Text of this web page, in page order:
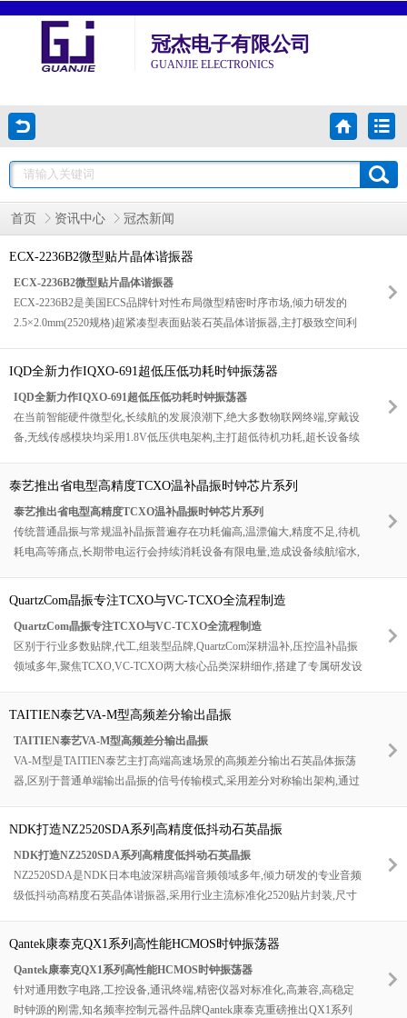
冠杰电子有限公司
GUANJIE ELECTRONICS
首页 资讯中心 冠杰新闻
ECX-2236B2微型贴片晶体谐振器
ECX-2236B2微型贴片晶体谐振器
ECX-2236B2是美国ECS品牌针对性布局微型精密时序市场,倾力研发的
2.5×2.0mm(2520规格)超紧凑型表面贴装石英晶体谐振器,主打极致空间利
薄化,高密度集成的核心设计趋势.相较于传统大尺寸贴片晶振,该型号封装
能设备,无线模组,精密传感终端的空间受限难题,为设备电池扩容,散热结构
优化,功能模块拓展预留充足设计余量.
IQD全新力作IQXO-691超低压低功耗时钟振荡器
IQD全新力作IQXO-691超低压低功耗时钟振荡器
在当前智能硬件微型化,长续航的发展浪潮下,绝大多数物联网终端,穿戴设
备,无线传感模块均采用1.8V低压供电架构,主打超低待机功耗,超长设备续
低压电路会出现供电不匹配,起振不稳,波形畸变,静态功耗过高,待机漏电严
拉高硬件成本,还会引入额外电路噪声,影响时钟信号纯净度.
全球知名频率控制器件品牌IQD紧跟行业技术趋势,正式推出全新一代
IQXO-691超低压SPXO标准时钟振荡器系列产品,专为电池供电,超低功耗,
微型化智能硬件量身打造.该系列器件突破传统晶振电压限制,支持超低工
作电压运行,兼顾极致低功耗,高频率稳定度,超低相位噪声与高抗震可靠性,
完美匹配新一代轻量化,长续航,高集成电子设备的时序设计需求,为低功耗
泰艺推出省电型高精度TCXO温补晶振时钟芯片系列
泰艺推出省电型高精度TCXO温补晶振时钟芯片系列
传统普通晶振与常规温补晶振普遍存在功耗偏高,温漂偏大,精度不足,待机
耗电高等痛点,长期带电运行会持续消耗设备有限电量,造成设备续航缩水,
移严重,定位授时偏差,组网同步失效等精度缺陷,始终无法平衡[超低功耗]
对行业长期存在的功耗与精度难以兼顾的技术难题,高端频率器件标杆品
牌TAITIEN泰艺重磅迭代升级,推出省电型高精度TCXO温补时钟芯片系
列,以自研低功耗电路架构,超高精密温度补偿算法,宽温高稳晶体工艺,完美
攻克低功耗设备时序精度不足,续航受限,温变失准的行业痛点,为轻量化,电
池供电型智能设备打造[低耗长效,精准恒定,全域稳定]的新一代时序解决
QuartzCom晶振专注TCXO与VC-TCXO全流程制造
QuartzCom晶振专注TCXO与VC-TCXO全流程制造
区别于行业多数贴牌,代工,组装型品牌,QuartzCom深耕温补,压控温补晶振
领域多年,聚焦TCXO,VC-TCXO两大核心品类深耕细作,搭建了专属研发设
系,是业内专精度,技术壁垒,品控标准遥遥领先的专业制造厂商.品牌不盲目
技术深度,产品精度,可靠性,定制化能力的全方位领先.
TAITIEN泰艺VA-M型高频差分输出晶振
TAITIEN泰艺VA-M型高频差分输出晶振
VA-M型是TAITIEN泰艺主打高端高速场景的高频差分输出石英晶体振荡
器,区别于普通单端输出晶振的信号传输模式,采用差分对称输出架构,通过
降低信号抖动,是高速高频电子系统的标配时钟方案.普通单端晶振在高频
法支撑千兆,万兆级高速数据传输,而VA-M型差分晶振从硬件架构上解决
了高速传输的信号完整性痛点.
NDK打造NZ2520SDA系列高精度低抖动石英晶振
NDK打造NZ2520SDA系列高精度低抖动石英晶振
NZ2520SDA是NDK日本电波深耕高端音频领域多年,倾力研发的专业音频
级低抖动高精度石英晶体谐振器,采用行业主流标准化2520贴片封装,尺寸
前高端音频设备适配度最高,音质优化效果最好的主流晶振型号之一.该系
所有参数均围绕高保真音质需求调校,是高品质音频硬件的专属核心时钟
器件.
Qantek康泰克QX1系列高性能HCMOS时钟振荡器
Qantek康泰克QX1系列高性能HCMOS时钟振荡器
针对通用数字电路,工控设备,通讯终端,精密仪器对标准化,高兼容,高稳定
时钟源的刚需,知名频率控制元器件品牌Qantek康泰克重磅推出QX1系列